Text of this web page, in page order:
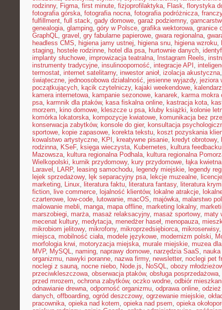
rodzinny, Figma, first minute, fizjoprofilaktyka, Flask, florystyka
fotografia górska, fotografia nocna, fotografia podróżnicza,
fulfillment, full stack, gady domowe, garaż podziemny,
genealogia, glamping, góry w Polsce, grafika wektorowa, granice
GraphQL, gravel , gry fabularne papierowe, gwara regionalna,
headless CMS, higiena jamy ustnej, higiena snu, higiena wzroku,
staging, hostele rodzinne, hotel dla psa, hurtownie danych,
implanty słuchowe, improwizacja teatralna, Instagram Reels,
instrumenty tradycyjne, insulinooporność, integracje API ,
termostat, internet satelitarny, inwestor anioł, izolacja akustyczna
świąteczne, jednoosobowa działalność, jesienne wyjazdy, jeziora
początkujących, kącik czytelniczy, kajaki weekendowe,
kamera internetowa, kampanie sezonowe, kanarek, karma mokra
psa, karmnik dla ptaków, kasa fiskalna online, kastracja kota,
morzem, kino domowe, kleszcze u psa, kluby książki, kolonie
komórka lokatorska, kompozycje kwiatowe, komunikacja bez
konserwacja zabytków, konsole do gier, konsultacja
sportowe, kopie zapasowe, korekta tekstu, koszt pozyskania
kowalstwo artystyczne, KPI , kreatywne pisanie, kredyt obrotowy,
rodzinna, KSeF, księga wieczysta, Kubernetes, kultura feedbacku
Mazowsza, kultura regionalna Podhala, kultura regionalna
Wielkopolski, kurnik przydomowy, kury przydomowe, łąka kwietna
Laravel , LARP, leasing samochodu, legendy miejskie, legendy
lejek sprzedażowy, lęk separacyjny psa, lekcje muzealne, licencje
marketing, Linux, literatura faktu, literatura fantasy, literatura
fiction, live commerce, lojalność klientów, lokalne atrakcje,
czarterowe, low-code, lutowanie, macOS, majówka, malarstwo
malowanie mebli, manga, mapa offline, marketing lokalny,
marszobiegi, marża, masaż relaksacyjny, masaż sportowy, maty
mecenat kultury, medytacja, menedżer haseł, menopauza,
mikrobiom jelitowy, mikrofony, mikroprzedsiębiorca, mikroserwisy
miejsca, mobilność ciała, modele językowe, modernizm polski,
morfologia krwi, motoryzacja miejska, murale miejskie, muzea
MVP, MySQL, naming, naprawy domowe, narzędzia SaaS, nauka
organizmu, nawyki poranne, nazwa firmy, newsletter, noclegi pet
noclegi z sauną, nocne niebo, Node.js, NoSQL, obozy
przeciwkleszczowa, obserwacja ptaków, obsługa posprzedażowa,
przed mrozem, ochrona zabytków, oczko wodne, odbiór
odnawianie drewna, odporność organizmu, odprawa online,
danych, offboarding, ogród deszczowy, ogrzewanie miejskie,
pracownika, opieka nad kotem, opieka nad psem, opieka